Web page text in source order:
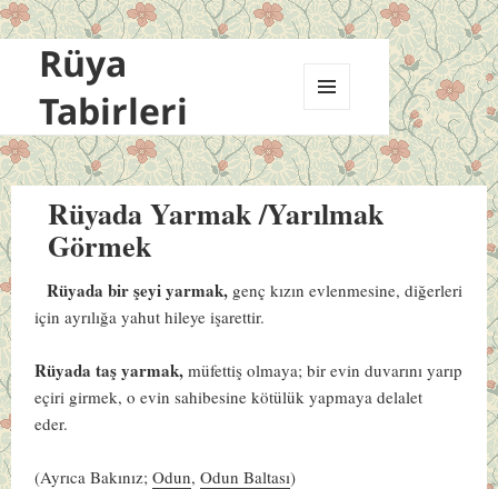
Rüya
Tabirleri
VE
BILEŞENLER
Rüyada Yarmak /Yarılmak
Görmek
Rüyada bir şeyi yarmak, genç kızın evlenmesine, diğerleri
için ayrılığa yahut hileye işarettir.
Rüyada taş yarmak, müfettiş olmaya; bir evin duvarını yarıp
eçiri girmek, o evin sahibesine kötülük yapmaya delalet
eder.
(Ayrıca Bakınız;Odun,Odun Baltası)